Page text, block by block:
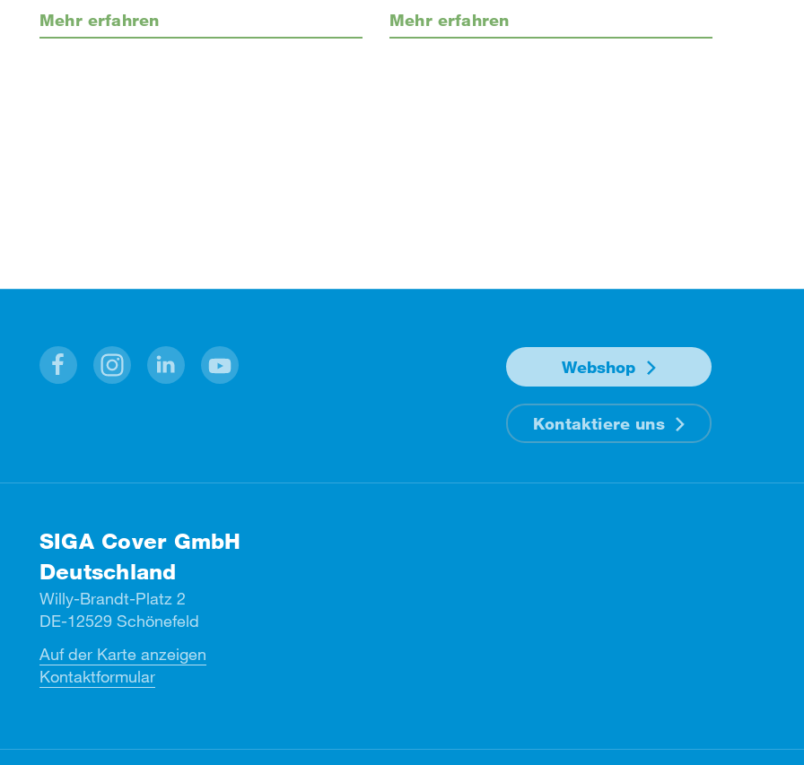
Mehr erfahren Mehr erfahren
Webshop
Kontaktiere uns
SIGA Cover GmbH
Deutschland
Willy-Brandt-Platz 2
DE-12529 Schönefeld
Auf der Karte anzeigen
Kontaktformular